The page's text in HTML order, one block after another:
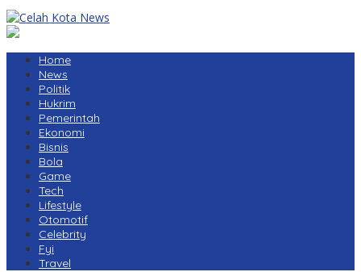
Home
News
Politik
Hukrim
Pemerintah
Ekonomi
Bisnis
Bola
Game
Tech
Lifestyle
Otomotif
Celebrity
Fyi
Travel